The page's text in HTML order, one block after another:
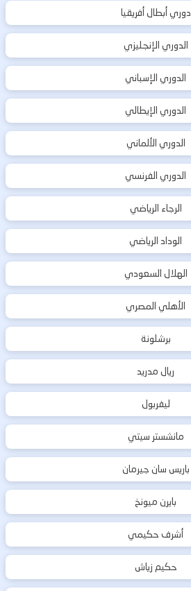
دوري أبطال أفريقيا
الدوري الإنجليزي
الدوري الإسباني
الدوري الإيطالي
الدوري الألماني
الدوري الفرنسي
الرجاء الرياضي
الوداد الرياضي
الهلال السعودي
الأهلي المصري
برشلونة
ريال مدريد
ليفربول
مانشستر سيتي
باريس سان جيرمان
بايرن ميونخ
أشرف حكيمي
حكيم زياش